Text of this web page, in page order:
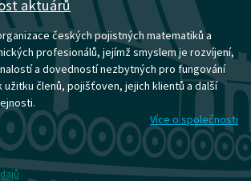
aktuárů
českých pojistných matematiků a
profesionálů, jejímž smyslem je rozvíjení,
a dovedností nezbytných pro fungování
členů, pojišťoven, jejich klientů a další
Více o společnosti